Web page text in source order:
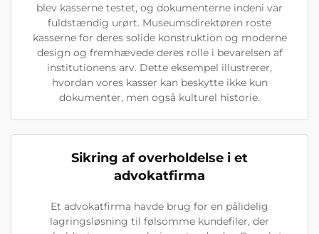
blev kasserne testet, og dokumenterne indeni var
fuldstændig urørt. Museumsdirektøren roste
kasserne for deres solide konstruktion og moderne
design og fremhævede deres rolle i bevarelsen af
institutionens arv. Dette eksempel illustrerer,
hvordan vores kasser kan beskytte ikke kun
dokumenter, men også kulturel historie.
Sikring af overholdelse i et
advokatfirma
Et advokatfirma havde brug for en pålidelig
lagringsløsning til følsomme kundefiler, der